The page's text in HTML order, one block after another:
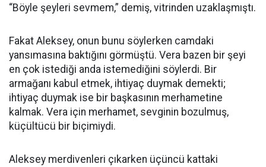
“Böyle şeyleri sevmem,” demiş, vitrinden uzaklaşmıştı.
Fakat Aleksey, onun bunu söylerken camdaki
yansımasına baktığını görmüştü. Vera bazen bir şeyi
en çok istediği anda istemediğini söylerdi. Bir
armağanı kabul etmek, ihtiyaç duymak demekti;
ihtiyaç duymak ise bir başkasının merhametine
kalmak. Vera için merhamet, sevginin bozulmuş,
küçültücü bir biçimiydi.
Aleksey merdivenleri çıkarken üçüncü kattaki